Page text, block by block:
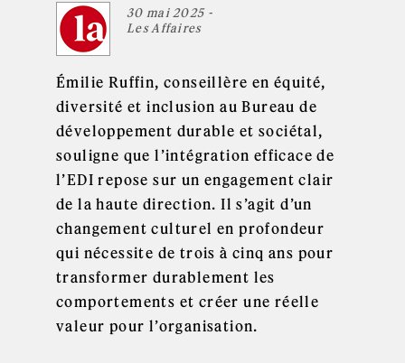
30 mai 2025 -
Les Affaires
Émilie Ruffin, conseillère en équité,
diversité et inclusion au Bureau de
développement durable et sociétal,
souligne que l’intégration efficace de
l’EDI repose sur un engagement clair
de la haute direction. Il s’agit d’un
changement culturel en profondeur
qui nécessite de trois à cinq ans pour
transformer durablement les
comportements et créer une réelle
valeur pour l’organisation.